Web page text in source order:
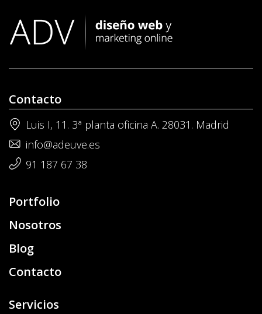
Contacto
Luis I, 11. 3ª planta oficina A. 28031. Madrid
info@adeuve.es
91 187 67 38
Portfolio
Nosotros
Blog
Contacto
Servicios